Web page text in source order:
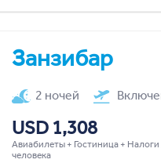
Занзибар
2 ночей
USD 1,308
Авиабилеты + Гостиница + Налоги
человека